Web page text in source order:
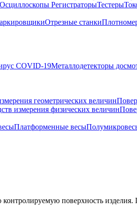
Осциллоскопы РегистраторыТестеры
Отрезные станки
COVID-19Металлодетекторы
геометрических величин
измерения физических величин
Платформенные весы
поверхность